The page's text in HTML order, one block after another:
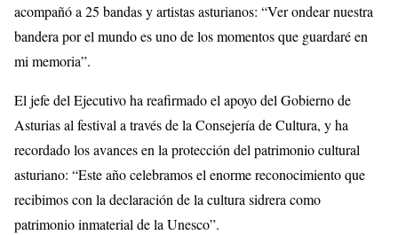
acompañó a 25 bandas y artistas asturianos: “Ver ondear nuestra
bandera por el mundo es uno de los momentos que guardaré en
mi memoria”.
El jefe del Ejecutivo ha reafirmado el apoyo del Gobierno de
Asturias al festival a través de la Consejería de Cultura, y ha
recordado los avances en la protección del patrimonio cultural
asturiano: “Este año celebramos el enorme reconocimiento que
recibimos con la declaración de la cultura sidrera como
patrimonio inmaterial de la Unesco”.